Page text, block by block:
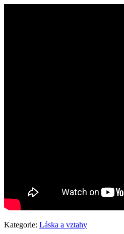
Kategorie: Láska a vztahy